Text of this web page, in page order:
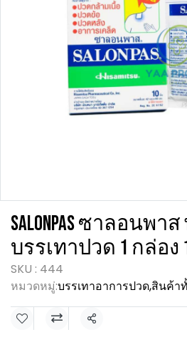
SALONPAS ซาลอนพ
บรรเทาปวด 1 กล่อง
SKU : 444
หมวดหมู่:บรรเทาอาการปวด,สินค้า
แชร์